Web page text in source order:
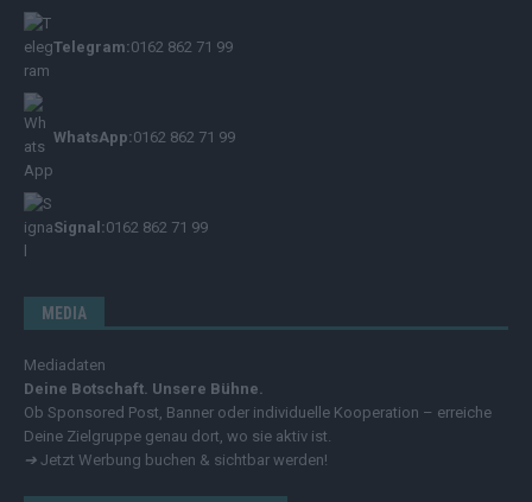
Telegram:0162 862 71 99
WhatsApp:0162 862 71 99
Signal:0162 862 71 99
MEDIA
Mediadaten
Deine Botschaft. Unsere Bühne.
Ob Sponsored Post, Banner oder individuelle Kooperation – erreiche
Deine Zielgruppe genau dort, wo sie aktiv ist.
➔ Jetzt Werbung buchen & sichtbar werden!